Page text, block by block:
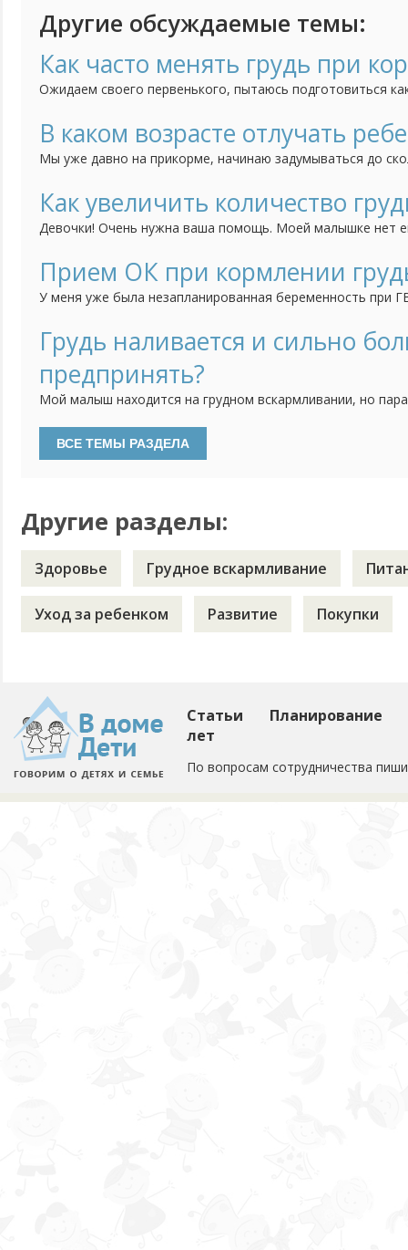
Другие обсуждаемые темы:
Как часто менять грудь при
Ожидаем своего первенького, пытаюсь подготовиться
кто-то советует менять грудь на каждое кормление,
часа, через 2 или даже через 3 кормления). Как понять
В каком возрасте отлучать
Мы уже давно на прикорме, начинаю задумываться до
Как увеличить количество
Девочки! Очень нужна ваша помощь. Моей малышке нет
Помогите, пожалуйста, советами - как увеличить
молока? Может быть кто-то сталкивался с такой
Прием ОК при кормлении
У меня уже была незапланированная беременность при
попросила ее подобрать мне ОК для кормящих. Она
Экслютон. Хочу спросить, может, кто-то принимал
как...
Грудь наливается и сильно
предпринять?
Мой малыш находится на грудном вскармливании, но
проходила для меня безболезненно. Однако в последние
сильно наливаться, твердеть и болеть. Я попробовала
Другие разделы:
Здоровье Грудное вскармливание
Уход за ребенком Развитие Покупки
Статьи
Планирование
лет
По вопросам сотрудничества